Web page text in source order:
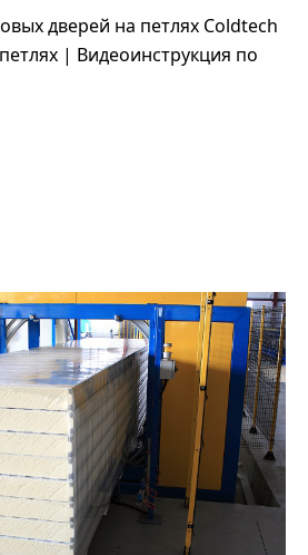
дверей на петлях Coldtech
| Видеоинструкция по